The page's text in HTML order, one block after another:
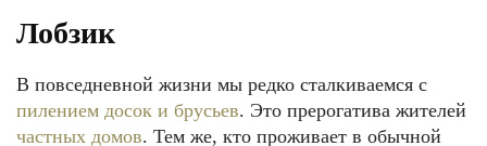
Лобзик
В повседневной жизни мы редко сталкиваемся с
пилением досок и брусьев. Это прерогатива жителей
частных домов. Тем же, кто проживает в обычной